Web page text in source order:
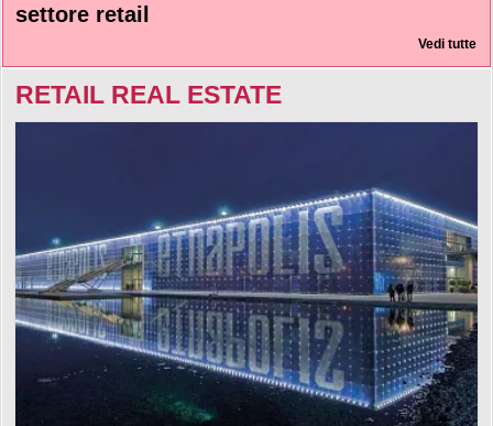
settore retail
Vedi tutte
RETAIL REAL ESTATE